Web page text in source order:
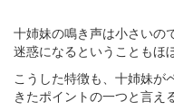
十姉妹の鳴き声は小さいの
迷惑になるということもほ
こうした特徴も、十姉妹が
きたポイントの一つと言え